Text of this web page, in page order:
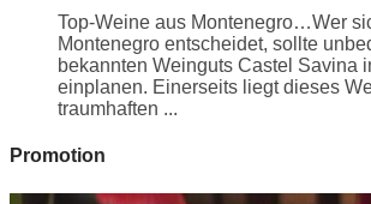
Top-Weine aus Montenegro…Wer
Montenegro entscheidet, sollte
bekannten Weinguts Castel Savina
einplanen. Einerseits liegt dieses
traumhaften ...
Promotion